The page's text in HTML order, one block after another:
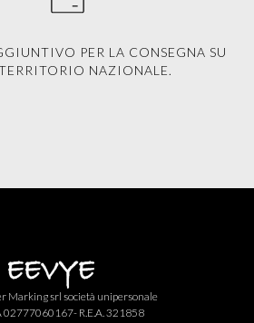
PER LA CONSEGNA SU
NAZIONALE.
Marking srl società unipersonale
02777060167- R.E.A. 321858